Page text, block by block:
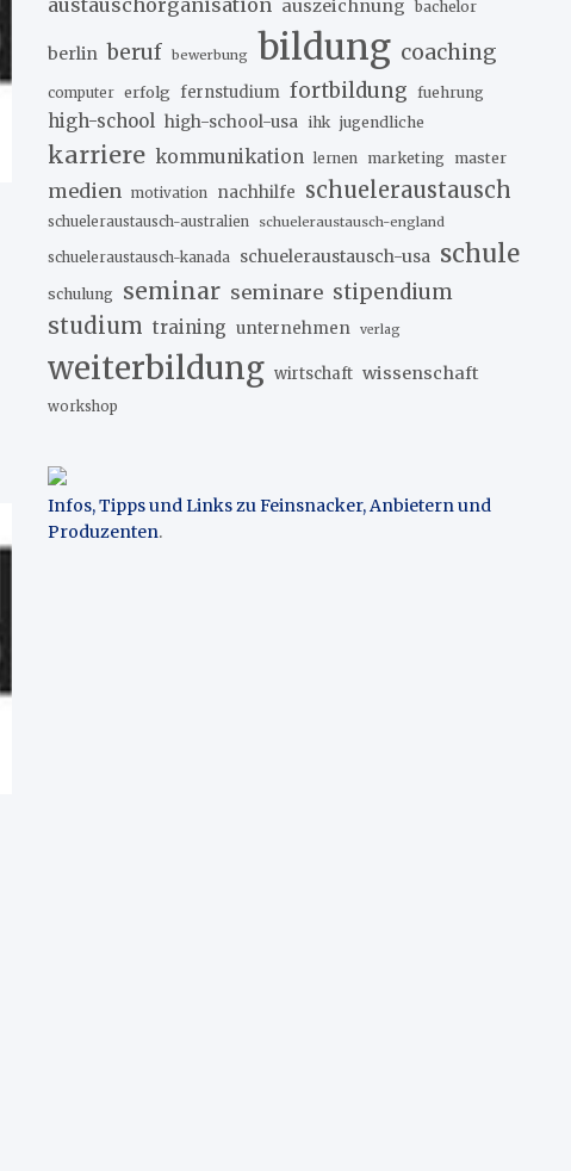
austauschorganisation auszeichnung bachelor
berlin beruf bewerbung bildung coaching
computer erfolg fernstudium fortbildung fuehrung
high-school high-school-usa ihk jugendliche
karriere kommunikation lernen marketing master
medien motivation nachhilfe schueleraustausch
schueleraustausch-australien schueleraustausch-england
schueleraustausch-kanada schueleraustausch-usa schule
schulung seminar seminare stipendium
studium training unternehmen verlag
weiterbildung wirtschaft wissenschaft
workshop
Infos, Tipps und Links zu Feinsnacker, Anbietern und
Produzenten.